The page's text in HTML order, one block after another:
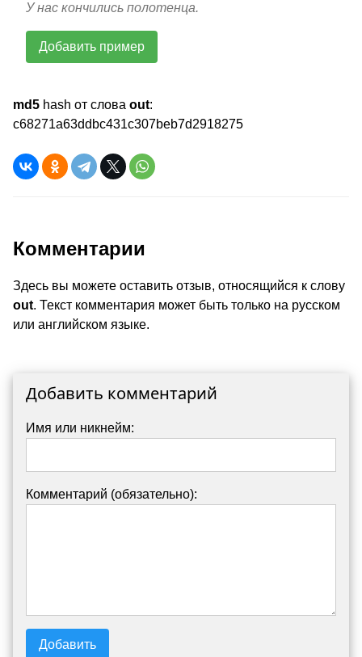
У нас кончились полотенца.
Добавить пример
md5 hash от слова out:
c68271a63ddbc431c307beb7d2918275
Комментарии
Здесь вы можете оставить отзыв, относящийся к слову
out. Текст комментария может быть только на русском
или английском языке.
Добавить комментарий
Имя или никнейм:
Комментарий (обязательно):
Добавить